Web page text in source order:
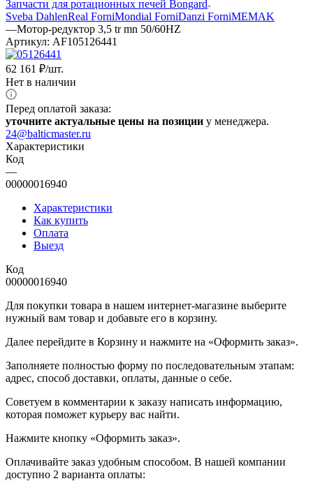
Запчасти для ротационных печей Bongard
Sveba DahlenReal ForniMondial ForniDanzi ForniMEMAK
—Мотор-редуктор 3,5 tr mn 50/60HZ
Артикул: AF105126441
62 161 ₽/шт.
Нет в наличии
Перед оплатой заказа:
уточните актуальные цены на позиции у менеджера.
24@balticmaster.ru
Характеристики
Код
—
00000016940
Характеристики
Как купить
Оплата
Выезд
Код
00000016940
Для покупки товара в нашем интернет-магазине выберите
нужный вам товар и добавьте его в корзину.
Далее перейдите в Корзину и нажмите на «Оформить заказ».
​​​​​​​Заполняете полностью форму по последовательным этапам:
адрес, способ доставки, оплаты, данные о себе.
​​​​​​​Советуем в комментарии к заказу написать информацию,
которая поможет курьеру вас найти.
​​​​​​​Нажмите кнопку «Оформить заказ».
Оплачивайте заказ удобным способом. В нашей компании
доступно 2 варианта оплаты: